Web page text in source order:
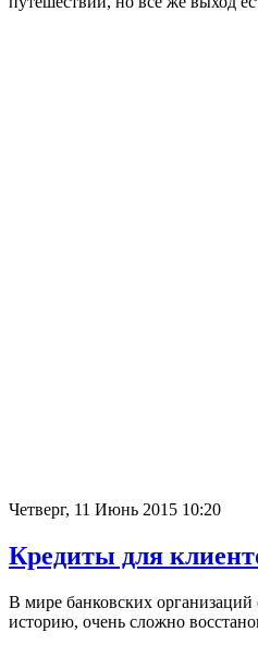
Четверг, 11 Июнь 2015 10:20
Кредиты для
В мире банковских организаций
историю, очень сложно